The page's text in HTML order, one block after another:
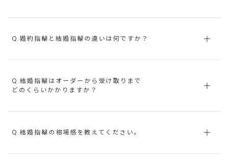
Q.婚約指輪と結婚指輪の違いは何ですか？
Q.結婚指輪はオーダーから受け取りまで
どのくらいかかりますか？
Q.結婚指輪の相場感を教えてください。